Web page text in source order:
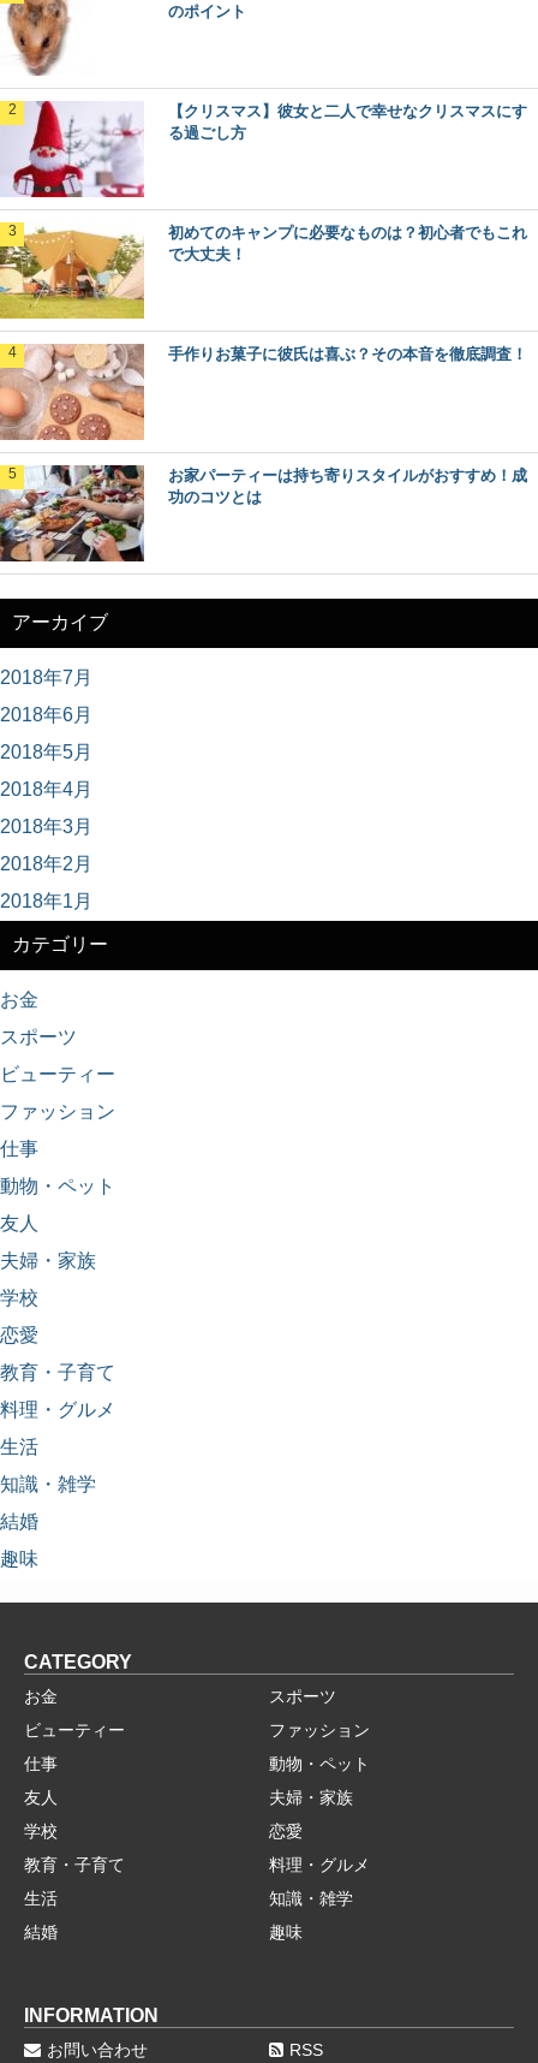
のポイント
【クリスマス】彼女と二人で幸せなクリスマスにす
る過ごし方
初めてのキャンプに必要なものは？初心者でもこれ
で大丈夫！
手作りお菓子に彼氏は喜ぶ？その本音を徹底調査！
お家パーティーは持ち寄りスタイルがおすすめ！成
功のコツとは
アーカイブ
2018年7月
2018年6月
2018年5月
2018年4月
2018年3月
2018年2月
2018年1月
カテゴリー
お金
スポーツ
ビューティー
ファッション
仕事
動物・ペット
友人
夫婦・家族
学校
恋愛
教育・子育て
料理・グルメ
生活
知識・雑学
結婚
趣味
CATEGORY
お金
スポーツ
ビューティー
ファッション
仕事
動物・ペット
友人
夫婦・家族
学校
恋愛
教育・子育て
料理・グルメ
生活
知識・雑学
結婚
趣味
INFORMATION
お問い合わせ RSS